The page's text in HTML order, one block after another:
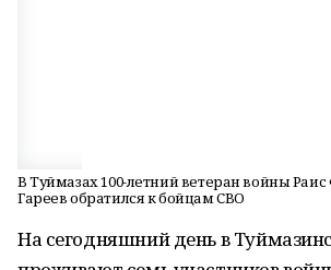
В Туймазах 100-летний ветеран войны
Гареев обратился к бойцам СВО
На сегодняшний день в